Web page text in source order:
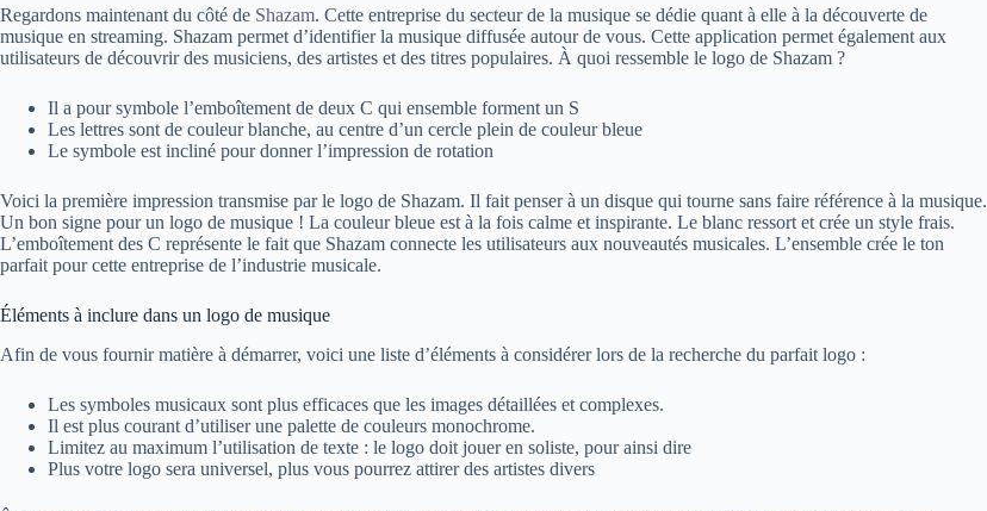
Regardons maintenant du côté de Shazam. Cette entreprise du secteur de la musique se dédie quant à elle à la découverte de
musique en streaming. Shazam permet d’identifier la musique diffusée autour de vous. Cette application permet également aux
utilisateurs de découvrir des musiciens, des artistes et des titres populaires. À quoi ressemble le logo de Shazam ?
Il a pour symbole l’emboîtement de deux C qui ensemble forment un S
Les lettres sont de couleur blanche, au centre d’un cercle plein de couleur bleue
Le symbole est incliné pour donner l’impression de rotation
Voici la première impression transmise par le logo de Shazam. Il fait penser à un disque qui tourne sans faire référence à la musique.
Un bon signe pour un logo de musique ! La couleur bleue est à la fois calme et inspirante. Le blanc ressort et crée un style frais.
L’emboîtement des C représente le fait que Shazam connecte les utilisateurs aux nouveautés musicales. L’ensemble crée le ton
parfait pour cette entreprise de l’industrie musicale.
Éléments à inclure dans un logo de musique
Afin de vous fournir matière à démarrer, voici une liste d’éléments à considérer lors de la recherche du parfait logo :
Les symboles musicaux sont plus efficaces que les images détaillées et complexes.
Il est plus courant d’utiliser une palette de couleurs monochrome.
Limitez au maximum l’utilisation de texte : le logo doit jouer en soliste, pour ainsi dire
Plus votre logo sera universel, plus vous pourrez attirer des artistes divers